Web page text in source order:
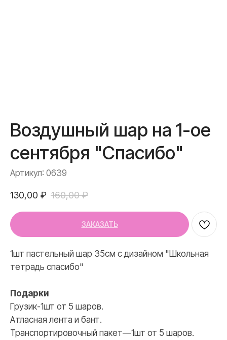
Воздушный шар на 1-ое
сентября "Спасибо"
Артикул: 0639
130,00 ₽ 160,00 ₽
ЗАКАЗАТЬ
1шт пастельный шар 35см с дизайном "Школьная
тетрадь спасибо"
Подарки
Грузик-1шт от 5 шаров.
Атласная лента и бант.
Транспортировочный пакет—1шт от 5 шаров.